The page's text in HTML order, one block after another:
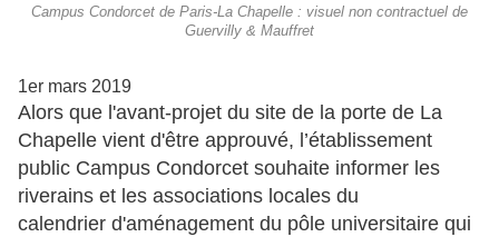
Campus Condorcet de Paris-La Chapelle : visuel non contractuel de
Guervilly & Mauffret
1er mars 2019
Alors que l'avant-projet du site de la porte de La
Chapelle vient d'être approuvé, l’établissement
public Campus Condorcet souhaite informer les
riverains et les associations locales du
calendrier d'aménagement du pôle universitaire qui